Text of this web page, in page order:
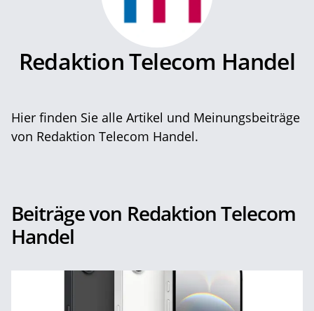
Redaktion Telecom Handel
Hier finden Sie alle Artikel und Meinungsbeiträge
von Redaktion Telecom Handel.
Beiträge von Redaktion Telecom
Handel